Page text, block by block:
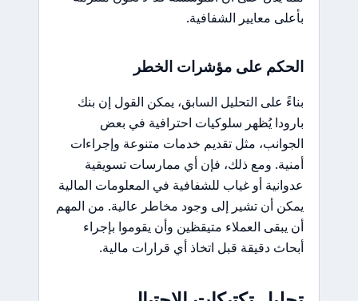
بأعلى معايير الشفافية.
الحكم على مؤشرات الخطر
بناءً على التحليل السابق، يمكن القول إن بنك
بارودا يُظهر سلوكيات احترافية في بعض
الجوانب، مثل تقديم خدمات متنوعة وإجراءات
أمنية. ومع ذلك، فإن أي ممارسات تسويقية
عدوانية أو غياب للشفافية في المعلومات المالية
يمكن أن تشير إلى وجود مخاطر عالية. من المهم
أن يبقى العملاء متيقظين وأن يقوموا بإجراء
أبحاث دقيقة قبل اتخاذ أي قرارات مالية.